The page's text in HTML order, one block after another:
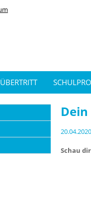
ÜBERTRITT
20.04.2020
Schau